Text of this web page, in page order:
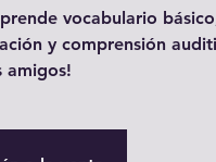
vocabulario
y comprensión
amigos!